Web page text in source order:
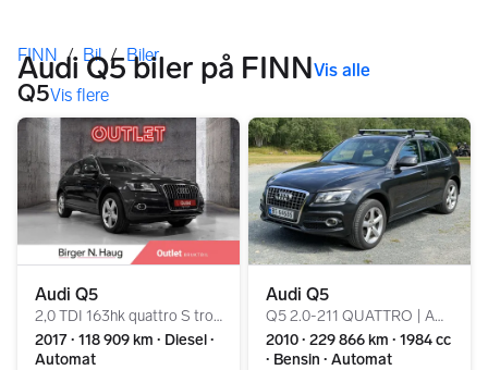
Her er du
FINN / Bil / Biler
Audi Q5 biler på FINNVis alle
Q5Vis flere
Audi Q5
2,0 TDI 163hk quattro S tronic /ALCANTARA/S-LINE/
2017 ∙ 118 909 km ∙ Diesel ∙
Automat
Audi Q5
Q5 2.0-211 QUATTRO | AUTOMAT | HENGERFESTE | S+V HJUL |
2010 ∙ 229 866 km ∙ 1984 cc
∙ Bensin ∙ Automat